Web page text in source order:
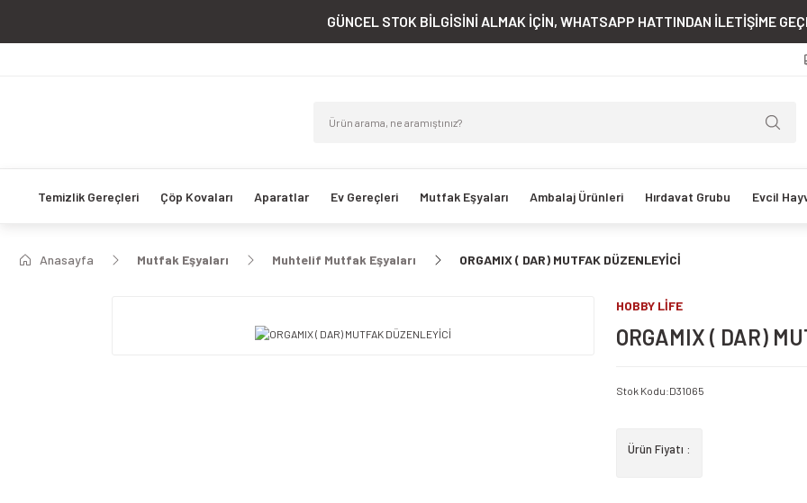
GÜNCEL STOK BİLGİSİNİ ALMAK İÇİN, WHATSAPP HATTINDAN İLETİŞİME
Temizlik Gereçleri Çöp Kovaları Aparatlar Ev Gereçleri Mutfak Eşyaları Ambalaj Ürünleri Hırdavat Grubu Evcil
Anasayfa Mutfak Eşyaları Muhtelif Mutfak Eşyaları ORGAMIX ( DAR) MUTFAK DÜZENLEYİCİ
HOBBY LİFE
ORGAMIX ( DAR)
Stok Kodu:D31065
Ürün Fiyatı :